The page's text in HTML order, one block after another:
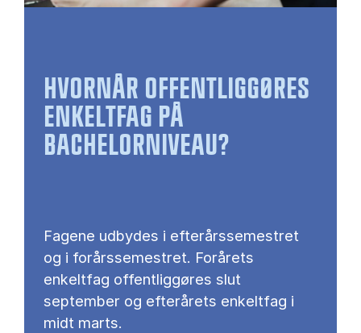
HVORNÅR OFFENTLIGGØRES
ENKELTFAG PÅ
BACHELORNIVEAU?
Fagene udbydes i efterårssemestret
og i forårssemestret. Forårets
enkeltfag offentliggøres slut
september og efterårets enkeltfag i
midt marts.